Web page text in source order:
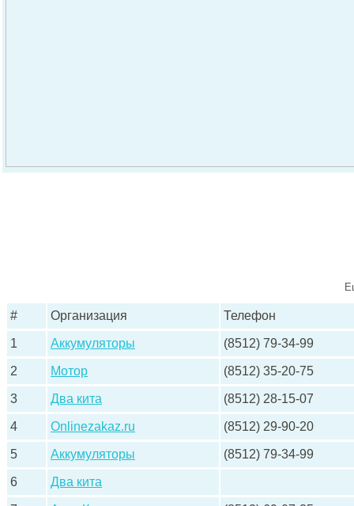
# Организация Телефон
1 Аккумуляторы (8512) 79-34-99
2 Мотор (8512) 35-20-75
3 Два кита (8512) 28-15-07
4 Onlinezakaz.ru (8512) 29-90-20
5 Аккумуляторы (8512) 79-34-99
6 Два кита